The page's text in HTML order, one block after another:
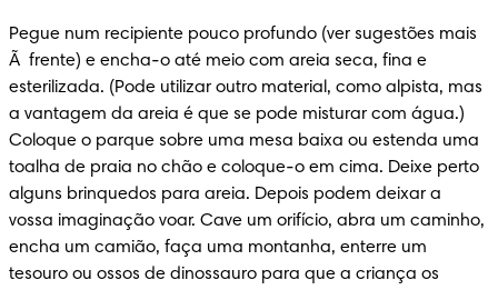
Pegue num recipiente pouco profundo (ver sugestões mais
Ã  frente) e encha-o até meio com areia seca, fina e
esterilizada. (Pode utilizar outro material, como alpista, mas
a vantagem da areia é que se pode misturar com água.)
Coloque o parque sobre uma mesa baixa ou estenda uma
toalha de praia no chão e coloque-o em cima. Deixe perto
alguns brinquedos para areia. Depois podem deixar a
vossa imaginação voar. Cave um orifício, abra um caminho,
encha um camião, faça uma montanha, enterre um
tesouro ou ossos de dinossauro para que a criança os